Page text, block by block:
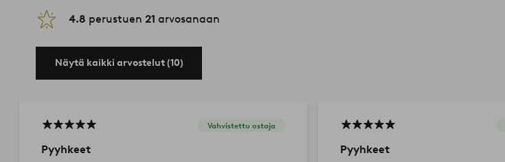
4.8 perustuen 21 arvosanaan
Näytä kaikki arvostelut (10)
Vahvistettu ostaja
Pyyhkeet Pyyhkeet